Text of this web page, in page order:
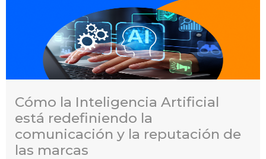
Cómo la Inteligencia Artificial
está redefiniendo la
comunicación y la reputación de
las marcas